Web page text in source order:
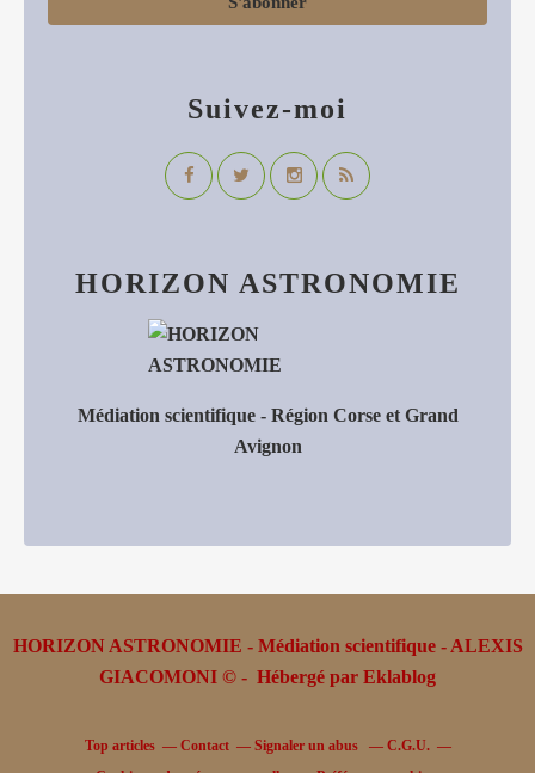
HORIZON ASTRONOMIE
Médiation scientifique - Région Corse et Grand
Avignon
Suivez-moi
HORIZON ASTRONOMIE - Médiation scientifique - ALEXIS
GIACOMONI © - Hébergé par Eklablog
Top articles Contact Signaler un abus
C.G.U.